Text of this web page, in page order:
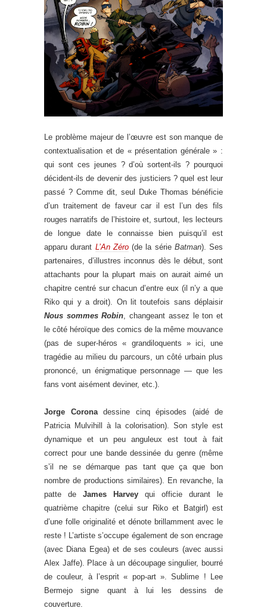
Le problème majeur de l’œuvre est son manque de
contextualisation et de « présentation générale » :
qui sont ces jeunes ? d’où sortent-ils ? pourquoi
décident-ils de devenir des justiciers ? quel est leur
passé ? Comme dit, seul Duke Thomas bénéficie
d’un traitement de faveur car il est l’un des fils
rouges narratifs de l’histoire et, surtout, les lecteurs
de longue date le connaisse bien puisqu’il est
apparu durant L’An Zéro(de la série Batman). Ses
partenaires, d’illustres inconnus dès le début, sont
attachants pour la plupart mais on aurait aimé un
chapitre centré sur chacun d’entre eux (il n’y a que
Riko qui y a droit). On lit toutefois sans déplaisir
Nous sommes Robin, changeant assez le ton et
le côté héroïque des comics de la même mouvance
(pas de super-héros « grandiloquents » ici, une
tragédie au milieu du parcours, un côté urbain plus
prononcé, un énigmatique personnage — que les
fans vont aisément deviner, etc.).
Jorge Coronadessine cinq épisodes (aidé de
Patricia Mulvihill à la colorisation). Son style est
dynamique et un peu anguleux est tout à fait
correct pour une bande dessinée du genre (même
s’il ne se démarque pas tant que ça que bon
nombre de productions similaires). En revanche, la
patte de James Harvey qui officie durant le
quatrième chapitre (celui sur Riko et Batgirl) est
d’une folle originalité et dénote brillamment avec le
reste ! L’artiste s’occupe également de son encrage
(avec Diana Egea) et de ses couleurs (avec aussi
Alex Jaffe). Place à un découpage singulier, bourré
de couleur, à l’esprit « pop-art ». Sublime ! Lee
Bermejo signe quant à lui les dessins de
couverture.